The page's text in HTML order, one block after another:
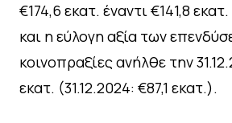
€174,6 εκατ. έναντι €141,8
και η εύλογη αξία των
κοινοπραξίες ανήλθε την
εκατ. (31.12.2024: €87,1 εκατ.).